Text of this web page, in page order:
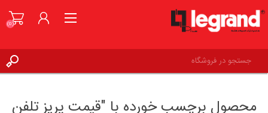
علاقه مندی ها (0)
(0)
محصول برچسب خورده با "قیمت پریز تلفن